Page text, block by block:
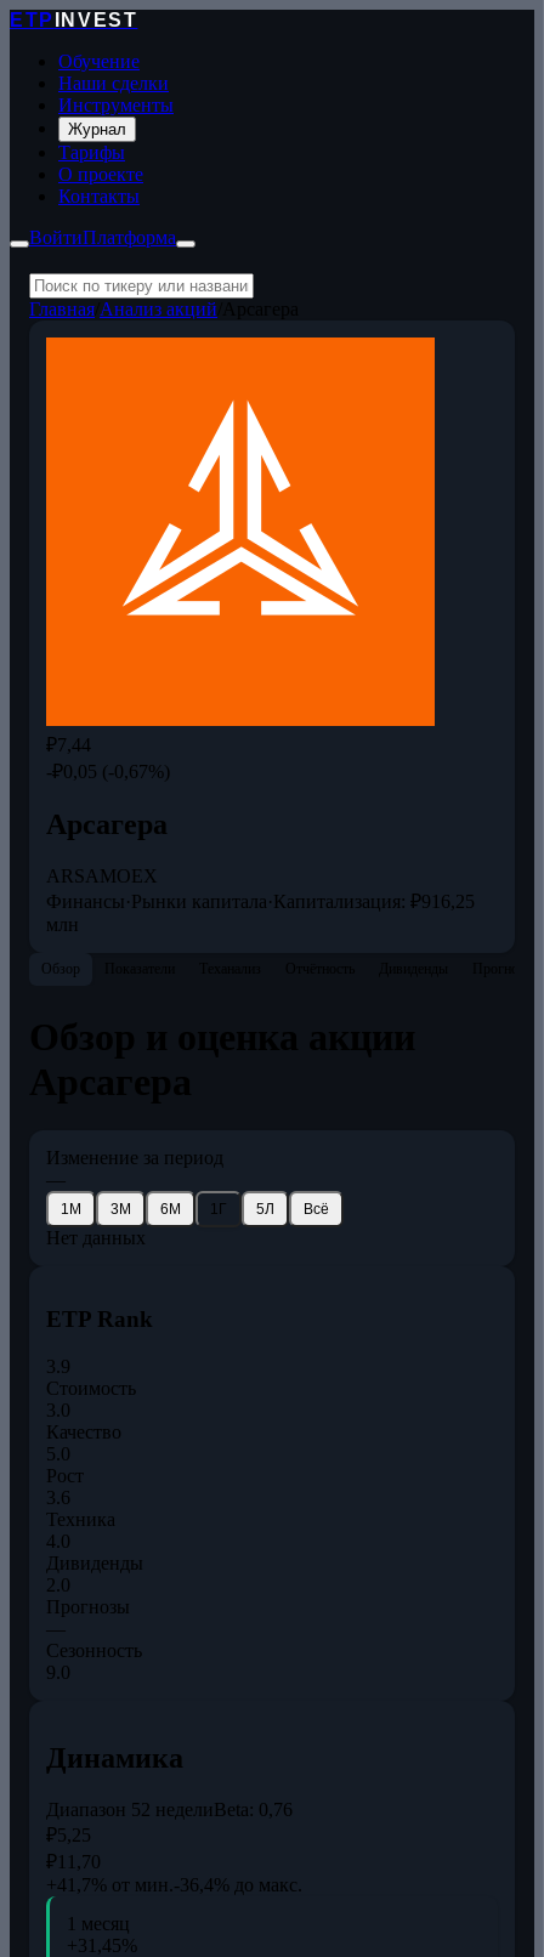
ETP
INVEST
Обучение
Наши сделки
Инструменты
Журнал
Тарифы
О проекте
Контакты
ВойтиПлатформа
Главная Анализ акций
₽7,44
-₽0,05 (-0,67%)
Арсагера
ARSAMOEX
Финансы·Рынки капитала·Капитализация: ₽916,25
млн
Обзор
Изменение за период
—
1М 3М 6М 1Г 5Л Всё
Нет данных
ETP Rank
3.9
Стоимость
3.0
Качество
5.0
Рост
3.6
Техника
4.0
Дивиденды
2.0
Прогнозы
—
Сезонность
9.0
Динамика
Диапазон 52 неделиBeta: 0,76
₽5,25
₽11,70
+41,7% от мин.-36,4% до макс.
1 месяц
+31,45%